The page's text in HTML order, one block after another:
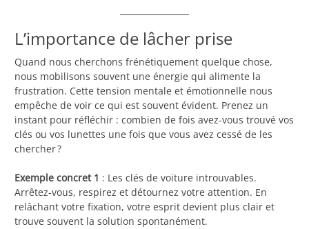
L’importance de lâcher prise
Quand nous cherchons frénétiquement quelque chose,
nous mobilisons souvent une énergie qui alimente la
frustration. Cette tension mentale et émotionnelle nous
empêche de voir ce qui est souvent évident. Prenez un
instant pour réfléchir : combien de fois avez-vous trouvé vos
clés ou vos lunettes une fois que vous avez cessé de les
chercher ?
Exemple concret 1 : Les clés de voiture introuvables.
Arrêtez-vous, respirez et détournez votre attention. En
relâchant votre fixation, votre esprit devient plus clair et
trouve souvent la solution spontanément.